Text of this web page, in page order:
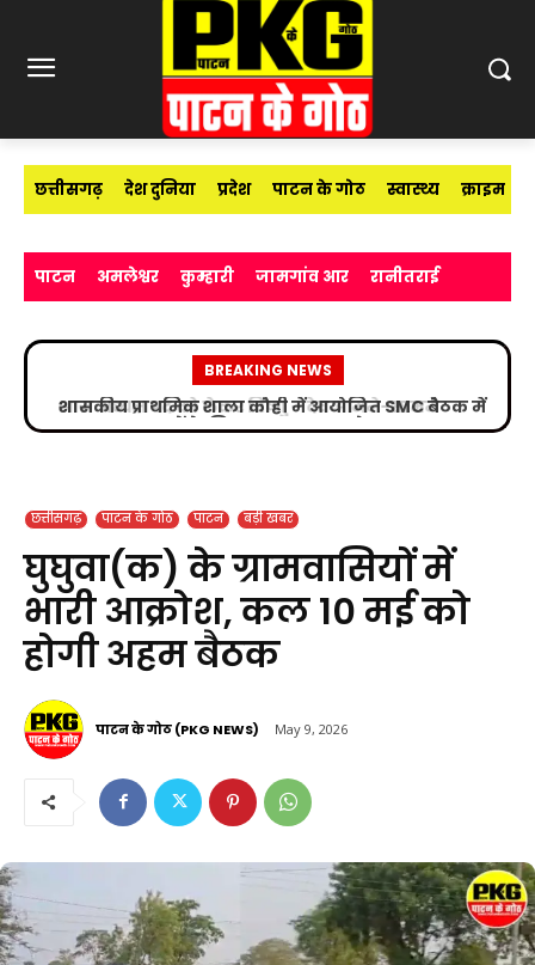
छत्तीसगढ़ देश दुनिया प्रदेश पाटन के गोठ स्वास्थ्य क्राइम
पाटन अमलेश्वर कुम्हारी जामगांव आर रानीतराई
BREAKING NEWS
शासकीय प्राथमिक शाला कौही में आयोजित SMC बैठक में
बच्चों के शिक्षा गुणवत्ता पर फोकस
छत्तीसगढ़ पाटन के गोठ पाटन बड़ी खबर
घुघुवा(क) के ग्रामवासियों में
भारी आक्रोश, कल 10 मई को
होगी अहम बैठक
पाटन के गोठ (PKG NEWS) May 9, 2026